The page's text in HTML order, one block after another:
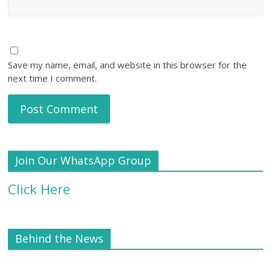
Save my name, email, and website in this browser for the
next time I comment.
Join Our WhatsApp Group
Click Here
Behind the News